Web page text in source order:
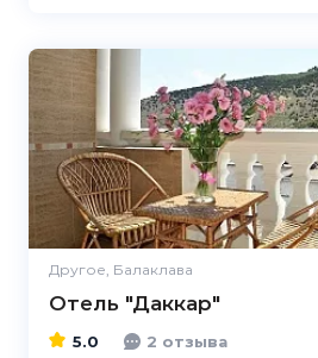
Другое, Балаклава
Отель "Даккар"
5.0
2 отзыва